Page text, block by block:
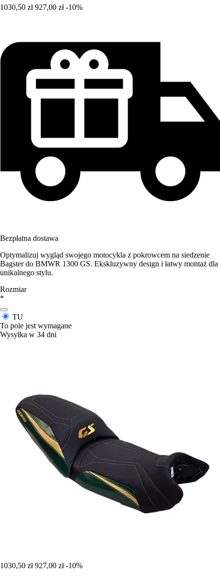
1030,50 zł 927,00 zł -10%
Bezpłatna dostawa
Optymalizuj wygląd swojego motocykla z pokrowcem na siedzenie
Bagster do BMWR 1300 GS. Ekskluzywny design i łatwy montaż dla
unikalnego stylu.
Rozmiar
*
TU
To pole jest wymagane
Wysyłka w 34 dni
1030,50 zł 927,00 zł -10%